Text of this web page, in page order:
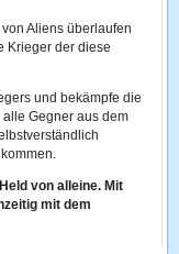
Aliens überlaufen
Krieger der diese
und bekämpfe die
Gegner aus dem
von alleine. Mit
mit dem